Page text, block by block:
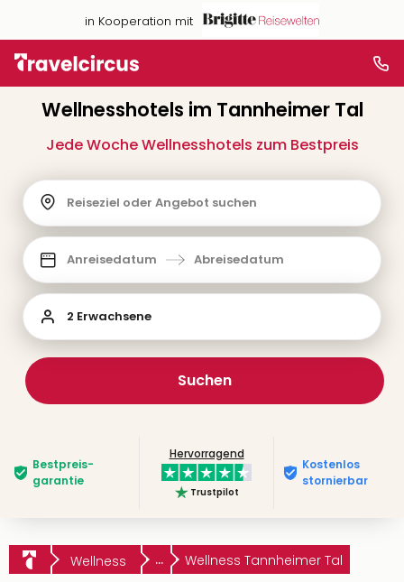
in Kooperation mit
Wellnesshotels im Tannheimer Tal
Jede Woche Wellnesshotels zum Bestpreis
Reiseziel oder Angebot suchen
Anreisedatum Abreisedatum
2 Erwachsene
Suchen
Bestpreis­
garantie
Hervorragend
Trustpilot
Kostenlos
stornierbar
Wellness ... Wellness Tannheimer Tal